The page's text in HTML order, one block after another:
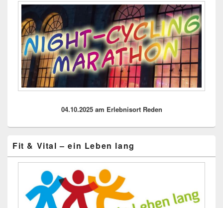
04.10.2025 am Erlebnisort Reden
Fit & Vital – ein Leben lang